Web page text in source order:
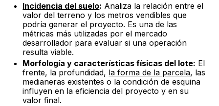
Incidencia del suelo: Analiza la relación entre el
valor del terreno y los metros vendibles que
podría generar el proyecto. Es una de las
métricas más utilizadas por el mercado
desarrollador para evaluar si una operación
resulta viable.
Morfología y características físicas del lote: El
frente, la profundidad, la forma de la parcela, las
medianeras existentes o la condición de esquina
influyen en la eficiencia del proyecto y en su
valor final.